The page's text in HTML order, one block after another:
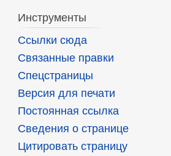
Инструменты
Ссылки сюда
Связанные правки
Спецстраницы
Версия для печати
Постоянная ссылка
Сведения о странице
Цитировать страницу